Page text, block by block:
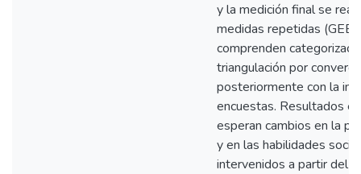
y la medición final se
medidas repetidas
comprenden
triangulación por
posteriormente con la
encuestas. Resultados
esperan cambios en la
y en las habilidades
intervenidos a partir del